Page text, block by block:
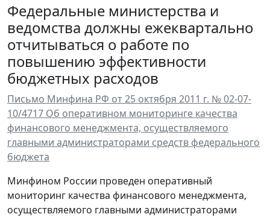
Федеральные министерства и
ведомства должны ежеквартально
отчитываться о работе по
повышению эффективности
бюджетных расходов
Письмо Минфина РФ от 25 октября 2011 г. № 02-07-
10/4717 Об оперативном мониторинге качества
финансового менеджмента, осуществляемого
главными администраторами средств федерального
бюджета
Минфином России проведен оперативный
мониторинг качества финансового менеджмента,
осуществляемого главными администраторами